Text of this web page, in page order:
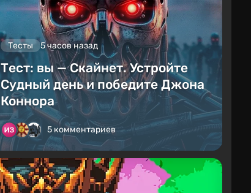
Тесты 5 часов назад
Тест: вы — Скайнет. Устройте
Судный день и победите Джона
Коннора
5 комментариев